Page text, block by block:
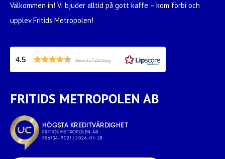
Välkommen in! Vi bjuder alltid på gott kaffe – kom förbi och
upplev Fritids Metropolen!
4.5 Baserat på 222 betyg
FRITIDS METROPOLEN AB